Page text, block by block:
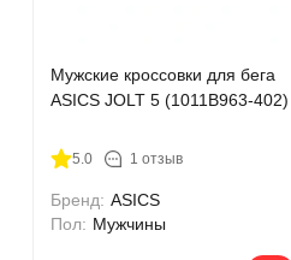
Мужские кроссовки для бега
ASICS JOLT 5 (1011B963-402)
5.0 1 отзыв
Бренд: ASICS
Пол: Мужчины